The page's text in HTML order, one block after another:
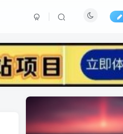
标签云
(1)黑科技
鱼塘起号(1) 魔兽亚服(0)
骚气语音包
餐饮门店(1) 餐饮人(1)
(1) 风水教程(0)